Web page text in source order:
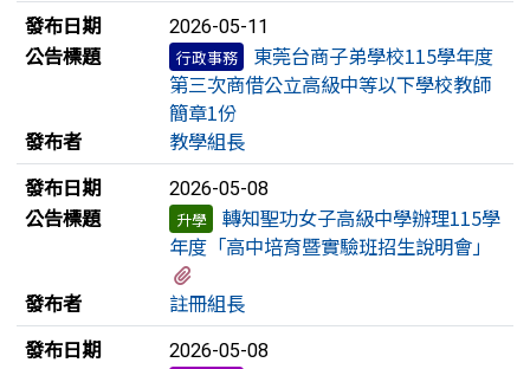
發布日期
2026-05-11
公告標題 行政事務
東莞台商子弟學校115學年度
第三次商借公立高級中等以下學校教師
簡章1份
發布者
教學組長
發布日期
2026-05-08
公告標題 升學
轉知聖功女子高級中學辦理115學
年度「高中培育暨實驗班招生說明會」
發布者
註冊組長
發布日期
2026-05-08